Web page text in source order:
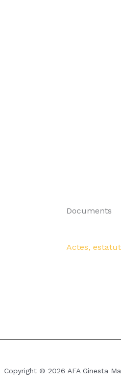
Documents
Actes,
Copyright © 2026 AFA Ginesta